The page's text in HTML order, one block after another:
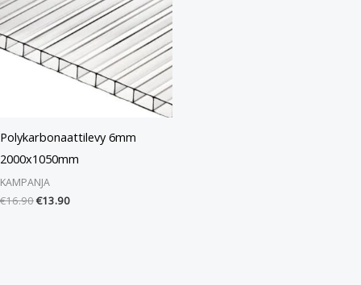
Polykarbonaattilevy 6mm
2000x1050mm
KAMPANJA
€16.90€13.90